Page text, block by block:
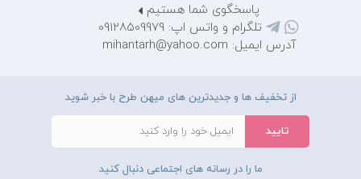
پاسخگوی شما هستیم
تلگرام و واتس اپ: 09128509979
آدرس ایمیل: mihantarh@yahoo.com
از تخفیف ها و جدیدترین های میهن طرح با خبر شوید
ما را در رسانه های اجتماعی دنبال کنید